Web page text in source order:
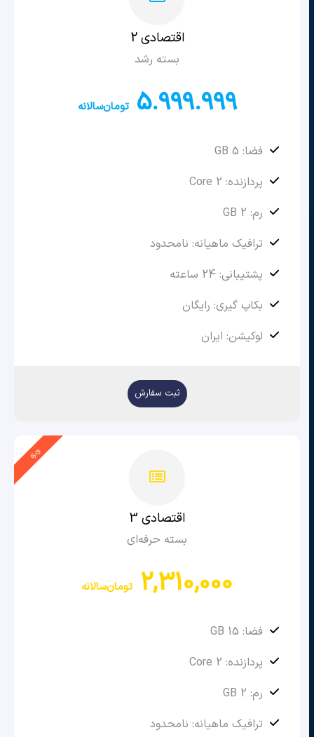
اقتصادی 2
بسته رشد
5.999.999 تومانسالانه
فضا: 5 GB
پردازنده: 2 Core
رم: 2 GB
ترافیک ماهیانه: نامحدود
پشتیبانی: 24 ساعته
بکاپ گیری: رایگان
لوکیشن: ایران
ثبت سفارش
ویژه
اقتصادی 3
بسته حرفه‌ای
2,310,000 تومانسالانه
فضا: 15 GB
پردازنده: 2 Core
رم: 2 GB
ترافیک ماهیانه: نامحدود